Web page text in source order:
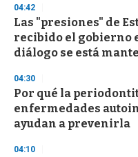
d
s
o
f
3
s
e
c
o
n
s
04:42
Las "presiones" de
recibido el gobierno
diálogo se está
04:30
Por qué la
enfermedades
ayudan a prevenirla
04:10